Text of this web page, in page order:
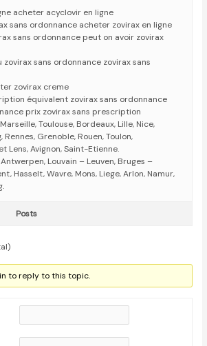
acheter acyclovir en ligne
sans ordonnance acheter zovirax en ligne
sans ordonnance peut on avoir zovirax
sans ordonnance zovirax sans
zovirax creme
équivalent zovirax sans ordonnance
prix zovirax sans prescription
Toulouse, Bordeaux, Lille, Nice,
Rennes, Grenoble, Rouen, Toulon,
Lens, Avignon, Saint-Etienne.
Louvain – Leuven, Bruges –
Hasselt, Wavre, Mons, Liege, Arlon, Namur,
Posts
to reply to this topic.